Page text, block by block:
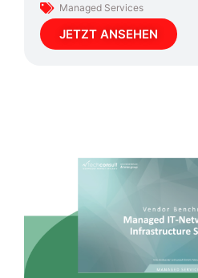
Managed Services
JETZT ANSEHEN